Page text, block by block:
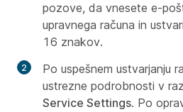
pozove, da vnesete e-
upravnega računa in
16 znakov.
Po uspešnem ustvarjanju
ustrezne podrobnosti v
Service Settings. Po